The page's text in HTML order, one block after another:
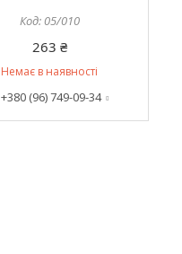
05/010
263 ₴
Немає в наявності
+380 (96) 749-09-34